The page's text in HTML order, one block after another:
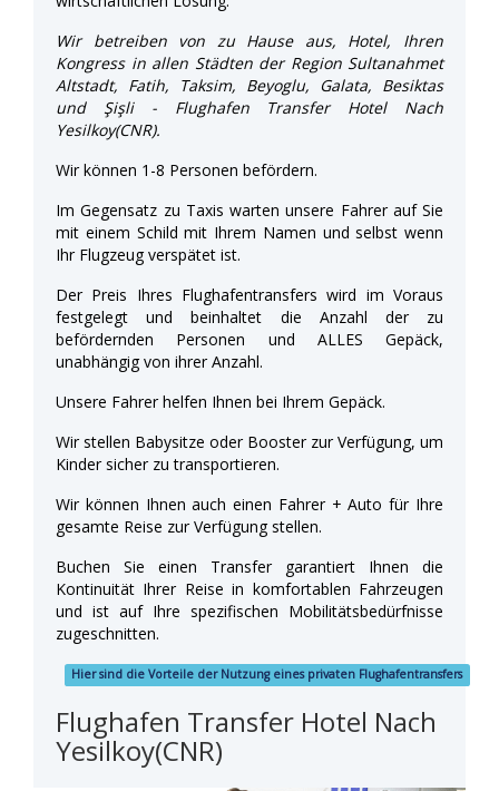
Wir betreiben von zu Hause aus, Hotel, Ihren
Kongress in allen Städten der Region Sultanahmet
Altstadt, Fatih, Taksim, Beyoglu, Galata, Besiktas
und Şişli - Flughafen Transfer Hotel Nach
Yesilkoy(CNR).
Wir können 1-8 Personen befördern.
Im Gegensatz zu Taxis warten unsere Fahrer auf Sie
mit einem Schild mit Ihrem Namen und selbst wenn
Ihr Flugzeug verspätet ist.
Der Preis Ihres Flughafentransfers wird im Voraus
festgelegt und beinhaltet die Anzahl der zu
befördernden Personen und ALLES Gepäck,
unabhängig von ihrer Anzahl.
Unsere Fahrer helfen Ihnen bei Ihrem Gepäck.
Wir stellen Babysitze oder Booster zur Verfügung, um
Kinder sicher zu transportieren.
Wir können Ihnen auch einen Fahrer + Auto für Ihre
gesamte Reise zur Verfügung stellen.
Buchen Sie einen Transfer garantiert Ihnen die
Kontinuität Ihrer Reise in komfortablen Fahrzeugen
und ist auf Ihre spezifischen Mobilitätsbedürfnisse
zugeschnitten.
Hier sind die Vorteile der Nutzung eines privaten Flughafentransfers
Flughafen Transfer Hotel Nach
Yesilkoy(CNR)